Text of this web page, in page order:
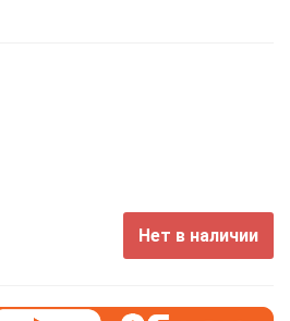
Нет в наличии